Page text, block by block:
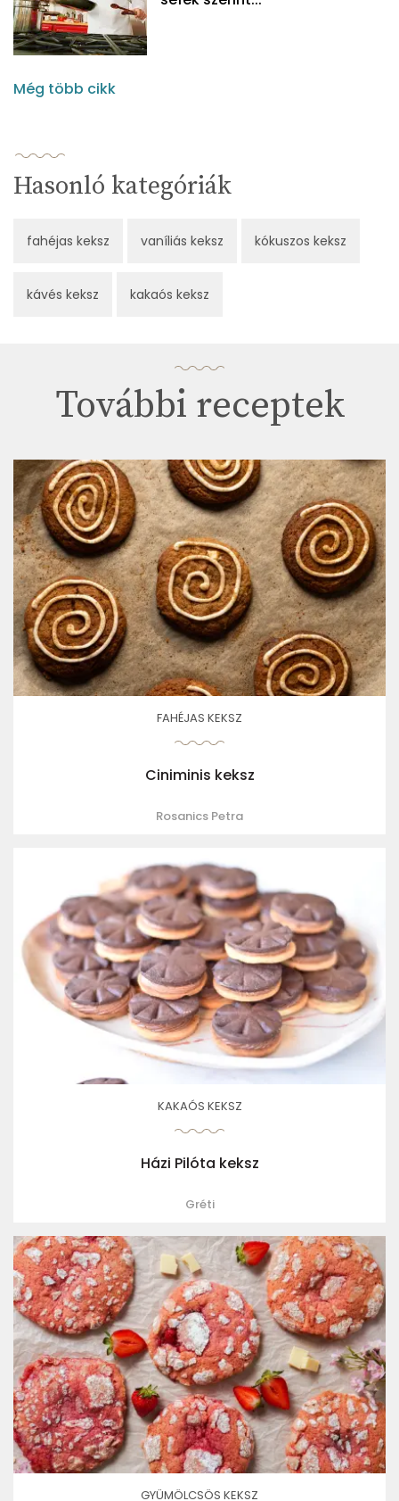
Még több cikk
Hasonló kategóriák
fahéjas keksz vaníliás keksz kókuszos keksz
kávés keksz kakaós keksz
További receptek
FAHÉJAS KEKSZ
Ciniminis keksz
Rosanics Petra
KAKAÓS KEKSZ
Házi Pilóta keksz
Gréti
GYÜMÖLCSÖS KEKSZ